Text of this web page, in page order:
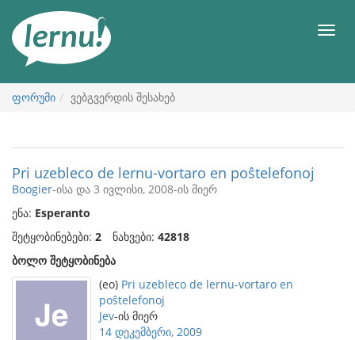
ნახვა
მენიუ
ფორუმი ვებგვერდის შესახებ
Pri uzebleco de lernu-vortaro en poŝtelefonoj
Boogier-ისა და 3 ივლისი, 2008-ის მიერ
ენა: Esperanto
შეტყობინებები: 2 ნახვები: 42818
ბოლო შეტყობინება
(eo) Pri uzebleco de lernu-vortaro en
poŝtelefonoj
Jev-ის მიერ
14 დეკემბერი, 2009